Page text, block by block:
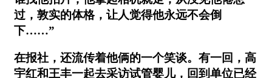
过，敦实的体格，让人觉得他永远不会倒
下……”
在报社，还流传着他俩的一个笑谈。有一回，高
宇红和王丰一起去采访试管婴儿，回到单位已经